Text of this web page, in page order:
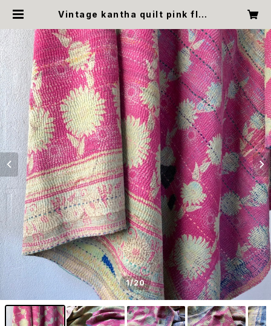
Vintage kantha quilt pink flow
フラワー ラリーキルト | &kantha
1/20